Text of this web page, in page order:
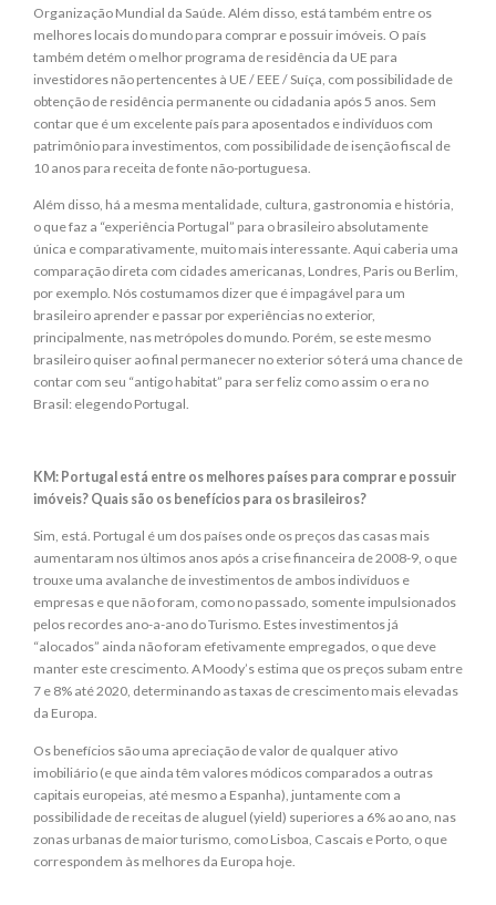
Organização Mundial da Saúde. Além disso, está também entre os
melhores locais do mundo para comprar e possuir imóveis. O país
também detém o melhor programa de residência da UE para
investidores não pertencentes à UE / EEE / Suíça, com possibilidade de
obtenção de residência permanente ou cidadania após 5 anos. Sem
contar que é um excelente país para aposentados e indivíduos com
patrimônio para investimentos, com possibilidade de isenção fiscal de
10 anos para receita de fonte não-portuguesa.
Além disso, há a mesma mentalidade, cultura, gastronomia e história,
o que faz a “experiência Portugal” para o brasileiro absolutamente
única e comparativamente, muito mais interessante. Aqui caberia uma
comparação direta com cidades americanas, Londres, Paris ou Berlim,
por exemplo. Nós costumamos dizer que é impagável para um
brasileiro aprender e passar por experiências no exterior,
principalmente, nas metrópoles do mundo. Porém, se este mesmo
brasileiro quiser ao final permanecer no exterior só terá uma chance de
contar com seu “antigo habitat” para ser feliz como assim o era no
Brasil: elegendo Portugal.
KM: Portugal está entre os melhores países para comprar e possuir
imóveis? Quais são os benefícios para os brasileiros?
Sim, está. Portugal é um dos países onde os preços das casas mais
aumentaram nos últimos anos após a crise financeira de 2008-9, o que
trouxe uma avalanche de investimentos de ambos indivíduos e
empresas e que não foram, como no passado, somente impulsionados
pelos recordes ano-a-ano do Turismo. Estes investimentos já
“alocados” ainda não foram efetivamente empregados, o que deve
manter este crescimento. A Moody’s estima que os preços subam entre
7 e 8% até 2020, determinando as taxas de crescimento mais elevadas
da Europa.
Os benefícios são uma apreciação de valor de qualquer ativo
imobiliário (e que ainda têm valores módicos comparados a outras
capitais europeias, até mesmo a Espanha), juntamente com a
possibilidade de receitas de aluguel (yield) superiores a 6% ao ano, nas
zonas urbanas de maior turismo, como Lisboa, Cascais e Porto, o que
correspondem às melhores da Europa hoje.